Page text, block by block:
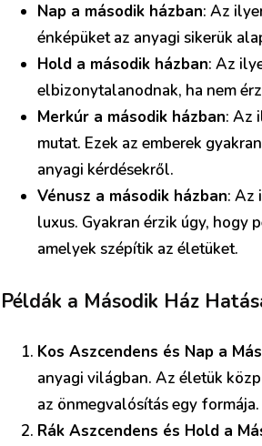
Nap a második házban: Az
énképüket az anyagi sikerük
Hold a második házban: Az
elbizonytalanodnak, ha nem
Merkúr a második házban: Az
mutat. Ezek az emberek
anyagi kérdésekről.
Vénusz a második házban: Az
luxus. Gyakran érzik úgy, hogy
amelyek szépítik az életüket.
Példák a Második Ház
Kos Aszcendens és Nap a
anyagi világban. Az életük
az önmegvalósítás egy formája.
Rák Aszcendens és Hold a